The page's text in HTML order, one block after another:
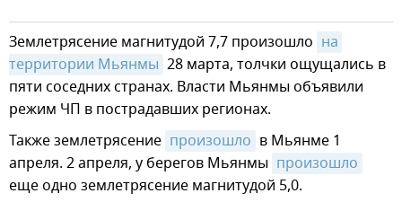
Землетрясение магнитудой 7,7 произошло на
территории Мьянмы 28 марта, толчки ощущались в
пяти соседних странах. Власти Мьянмы объявили
режим ЧП в пострадавших регионах.
Также землетрясение произошло в Мьянме 1
апреля. 2 апреля, у берегов Мьянмы произошло
еще одно землетрясение магнитудой 5,0.